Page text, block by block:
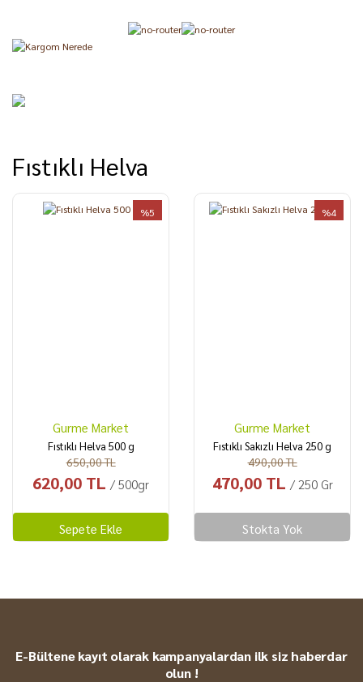
Fıstıklı Helva
%5
Gurme Market
Fıstıklı Helva 500 g
650,00 TL
620,00 TL / 500gr
Sepete Ekle
%4
Gurme Market
Fıstıklı Sakızlı Helva 250 g
490,00 TL
470,00 TL / 250 Gr
Stokta Yok
E-Bültene kayıt olarak kampanyalardan ilk siz haberdar
olun !